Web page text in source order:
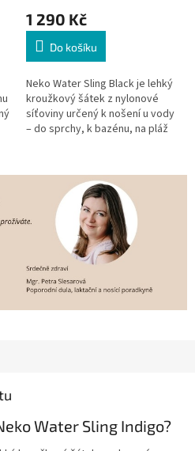
1 290 Kč
Do košíku
Neko Water Sling Black je lehký
kroužkový šátek z nylonové
síťoviny určený k nošení u vody
– do sprchy, k bazénu, na pláž
Water Sling Indigo?